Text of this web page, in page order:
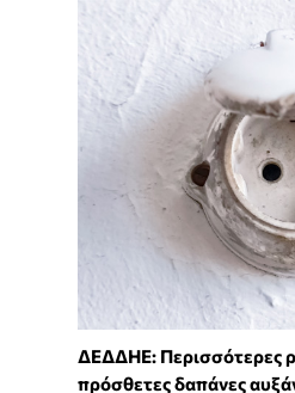
ΔΕΔΔΗΕ: Περισσότερες
πρόσθετες δαπάνες